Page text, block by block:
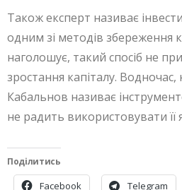
Також експерт називає
одним зі методів збереження
наголошує, такий спосіб не
зростання капіталу.
Кабальнов називає
не радить використовувати її
Поділитись
Facebook Telegram